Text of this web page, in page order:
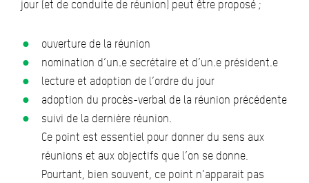
jour (et de conduite de réunion) peut être proposé ;
ouverture de la réunion
nomination d’un.e secrétaire et d’un.e président.e
lecture et adoption de l’ordre du jour
adoption du procès-verbal de la réunion précédente
suivi de la dernière réunion.
Ce point est essentiel pour donner du sens aux
réunions et aux objectifs que l’on se donne.
Pourtant, bien souvent, ce point n’apparait pas